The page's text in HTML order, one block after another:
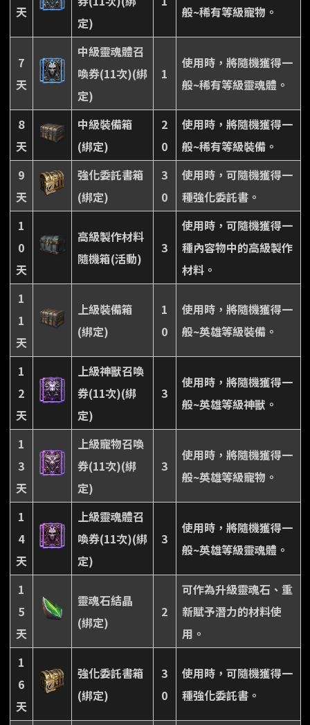
天
定)
般~稀有等級寵物。
7
天
中級靈魂體召
喚券(11次)(綁
定)
1
使用時，將隨機獲得一
般~稀有等級靈魂體。
8
天
中級裝備箱
(綁定)
2
0
使用時，將隨機獲得一
般~稀有等級裝備。
9
天
強化委託書箱
(綁定)
3
0
使用時，可隨機獲得一
種強化委託書。
1
0
天
高級製作材料
隨機箱(活動)
3
使用時，可隨機獲得一
種內容物中的高級製作
材料。
1
1
天
上級裝備箱
(綁定)
1
0
使用時，將隨機獲得一
般~英雄等級裝備。
1
2
天
上級神獸召喚
券(11次)(綁
定)
3
使用時，將隨機獲得一
般~英雄等級神獸。
1
3
天
上級寵物召喚
券(11次)(綁
定)
3
使用時，將隨機獲得一
般~英雄等級寵物。
1
4
天
上級靈魂體召
喚券(11次)(綁
定)
3
使用時，將隨機獲得一
般~英雄等級靈魂體。
1
5
天
靈魂石結晶
(綁定)
2
可作為升級靈魂石、重
新賦予潛力的材料使
用。
1
6
天
強化委託書箱
(綁定)
3
0
使用時，可隨機獲得一
種強化委託書。